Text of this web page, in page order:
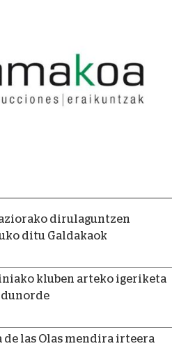
dirulaguntzen
ditu Galdakaok
kluben arteko igeriketa
las Olas mendira irteera